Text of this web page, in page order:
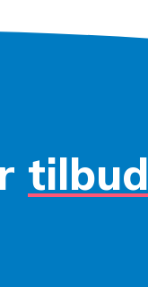
tilbud